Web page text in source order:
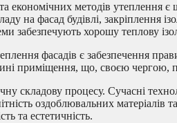
економічних методів утеплення
на фасад будівлі, закріплення
забезпечують хорошу теплову
фасадів є забезпечення
приміщення, що, своєю чергою,
складову процесу. Сучасні
оздоблювальних
та естетичність.